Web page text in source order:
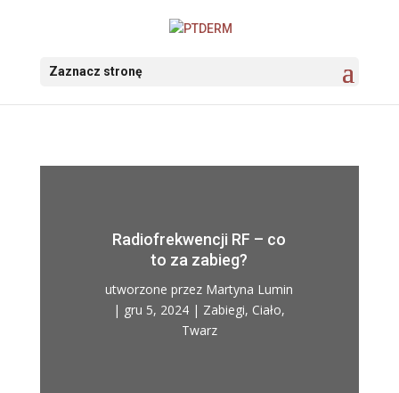
Zaznacz stronę
Radiofrekwencji RF – co
to za zabieg?
utworzone przez Martyna Lumin
| gru 5, 2024 | Zabiegi, Ciało,
Twarz